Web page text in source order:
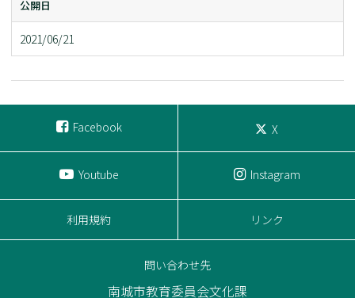
公開日
2021/06/21
Facebook X
Youtube Instagram
利用規約 リンク
問い合わせ先
南城市教育委員会文化課